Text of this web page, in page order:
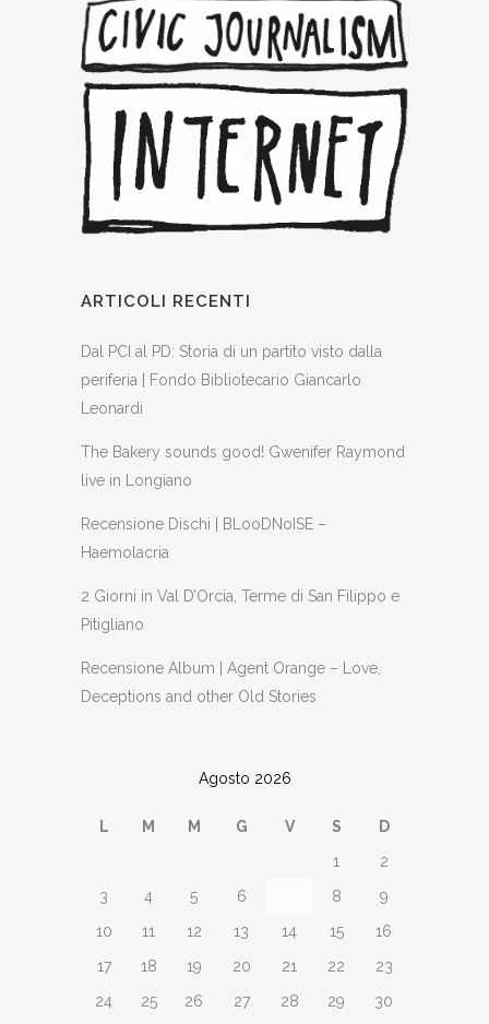
ARTICOLI RECENTI
Dal PCI al PD: Storia di un partito visto dalla
periferia | Fondo Bibliotecario Giancarlo
Leonardi
The Bakery sounds good! Gwenifer Raymond
live in Longiano
Recensione Dischi | BLooDNoISE –
Haemolacria
2 Giorni in Val D’Orcia, Terme di San Filippo e
Pitigliano
Recensione Album | Agent Orange – Love,
Deceptions and other Old Stories
Agosto 2026
L M M G V S
D
1
2
3
4 5 6 8
9
10
11 12 13 14 15
16
17
18 19 20 21 22
23
24
25 26 27 28 29
30